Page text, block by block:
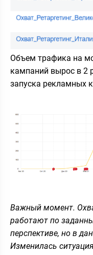
Объем трафика на
кампаний вырос в 2
запуска рекламных
Важный момент.
работают по
перспективе, но в
Изменилась